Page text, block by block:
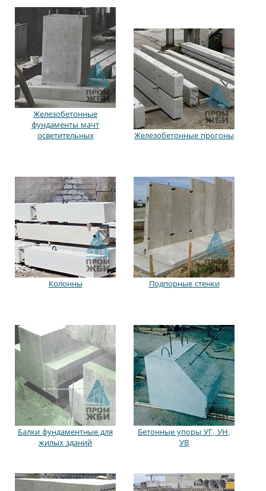
Железобетонные
фундаменты мачт
осветительных
Железобетонные прогоны
Колонны Подпорные стенки
Балки фундаментные для
жилых зданий
Бетонные упоры УГ, УН,
УВ